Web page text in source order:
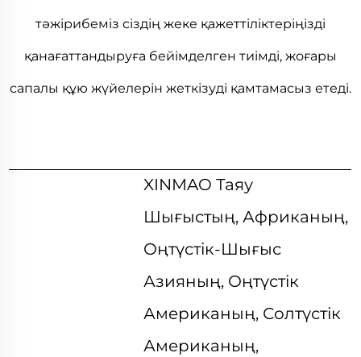
тәжірибеміз сіздің жеке қажеттіліктеріңізді
қанағаттандыруға бейімделген тиімді, жоғары
сапалы құю жүйелерін жеткізуді қамтамасыз етеді.
XINMAO Таяу
Шығыстың, Африканың,
Оңтүстік-Шығыс
Азияның, Оңтүстік
Американың, Солтүстік
Американың,